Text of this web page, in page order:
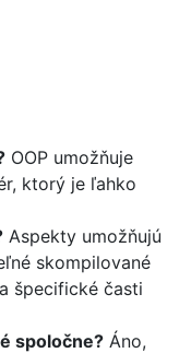
OOP umožňuje
ktorý je ľahko
Aspekty umožňujú
skompilované
špecifické časti
spoločne? Áno,